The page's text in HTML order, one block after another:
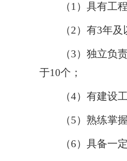
（ 1）具有工
（2）有3年
（3）独立负
于10个；
（4）有建设
（5）熟练掌
（6）具备一